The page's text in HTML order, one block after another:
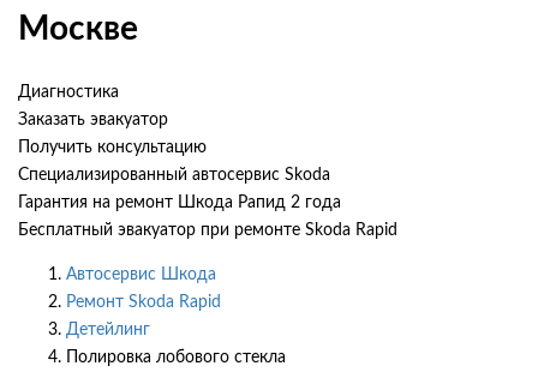
Москве
Диагностика
Заказать эвакуатор
Получить консультацию
Специализированный автосервис Skoda
Гарантия на ремонт Шкода Рапид 2 года
Бесплатный эвакуатор при ремонте Skoda Rapid
Автосервис Шкода
Ремонт Skoda Rapid
Детейлинг
Полировка лобового стекла